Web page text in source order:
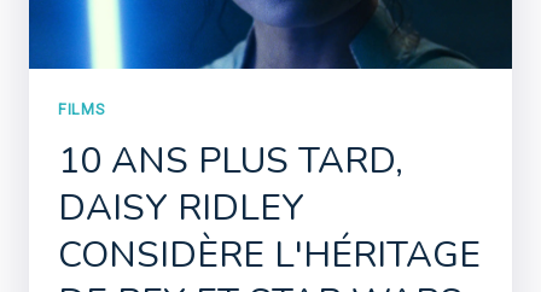
FILMS
10 ANS PLUS TARD,
DAISY RIDLEY
CONSIDÈRE L'HÉRITAGE